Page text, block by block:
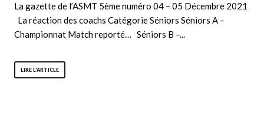
La gazette de l’ASMT 5ème numéro 04 – 05 Décembre 2021
La réaction des coachs Catégorie Séniors Séniors A –
Championnat Match reporté… Séniors B –...
LIRE L'ARTICLE